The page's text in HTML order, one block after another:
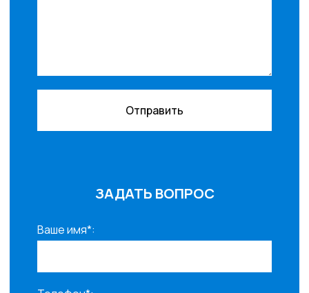
Отправить
ЗАДАТЬ ВОПРОС
Ваше имя*: